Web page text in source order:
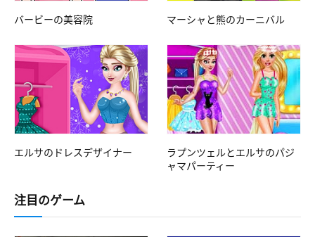
バービーの美容院 マーシャと熊のカーニバル
エルサのドレスデザイナー
ラプンツェルとエルサのパジ
ャマパーティー
注目のゲーム